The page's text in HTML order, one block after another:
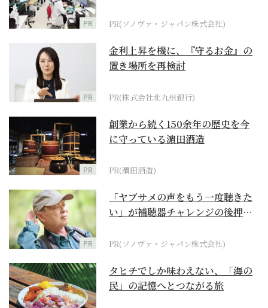
PR PR(ソノヴァ・ジャパン株式会社)
PR
金利上昇を機に、『守るお金』の
置き場所を再検討
PR(株式会社北九州銀行)
PR
創業から続く150余年の歴史を今
に守っている濵田酒造
PR(濵田酒造)
PR
「ヤブサメの声をもう一度聴きた
い」が補聴器チャレンジの後押し
PR(ソノヴァ・ジャパン株式会社)
タヒチでしか味わえない、「海の
民」の記憶へとつながる旅